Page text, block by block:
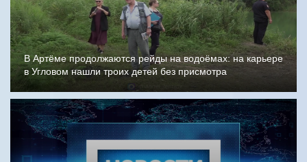
В Артёме продолжаются рейды на водоёмах: на карьере
в Угловом нашли троих детей без присмотра